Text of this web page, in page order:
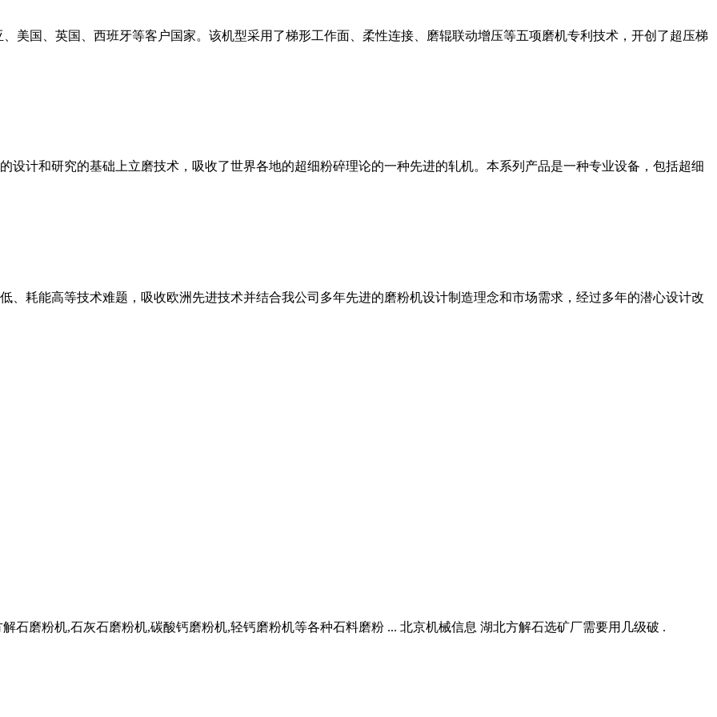
美国、英国、西班牙等客户国家。该机型采用了梯形工作面、柔性连接、磨辊联动增压等五项磨机专利技术，开创了超压梯
设计和研究的基础上立磨技术，吸收了世界各地的超细粉碎理论的一种先进的轧机。本系列产品是一种专业设备，包括超细
、耗能高等技术难题，吸收欧洲先进技术并结合我公司多年先进的磨粉机设计制造理念和市场需求，经过多年的潜心设计改
石磨粉机,石灰石磨粉机,碳酸钙磨粉机,轻钙磨粉机等各种石料磨粉 ... 北京机械信息 湖北方解石选矿厂需要用几级破 .